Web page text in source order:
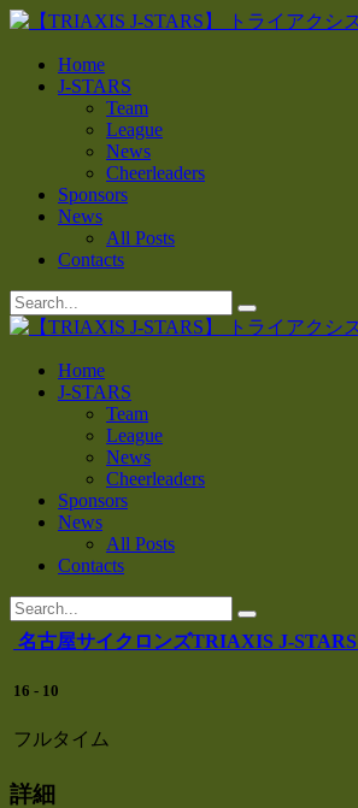
Home
J-STARS
Team
League
News
Cheerleaders
Sponsors
News
All Posts
Contacts
Home
J-STARS
Team
League
News
Cheerleaders
Sponsors
News
All Posts
Contacts
名古屋サイクロンズTRIAXIS J-STARS
16 - 10
フルタイム
詳細